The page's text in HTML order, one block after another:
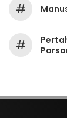
#
#